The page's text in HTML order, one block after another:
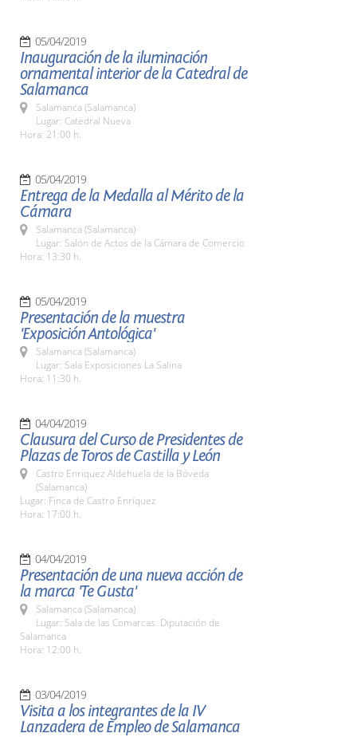
05/04/2019
Inauguración de la iluminación
ornamental interior de la Catedral de
Salamanca
Salamanca (Salamanca)
Lugar: Catedral Nueva
Hora: 21:00 h.
05/04/2019
Entrega de la Medalla al Mérito de la
Cámara
Salamanca (Salamanca)
Lugar: Salón de Actos de la Cámara de Comercio
Hora: 13:30 h.
05/04/2019
Presentación de la muestra
'Exposición Antológica'
Salamanca (Salamanca)
Lugar: Sala Exposiciones La Salina
Hora: 11:30 h.
04/04/2019
Clausura del Curso de Presidentes de
Plazas de Toros de Castilla y León
Castro Enriquez Aldehuela de la Bóveda
(Salamanca)
Lugar: Finca de Castro Enríquez
Hora: 17:00 h.
04/04/2019
Presentación de una nueva acción de
la marca 'Te Gusta'
Salamanca (Salamanca)
Lugar: Sala de las Comarcas. Diputación de
Salamanca
Hora: 12:00 h.
03/04/2019
Visita a los integrantes de la IV
Lanzadera de Empleo de Salamanca